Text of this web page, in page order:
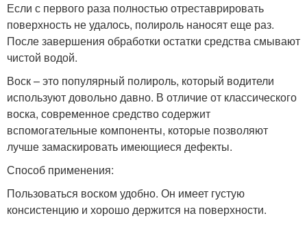
Если с первого раза полностью отреставрировать
поверхность не удалось, полироль наносят еще раз.
После завершения обработки остатки средства смывают
чистой водой.
Воск – это популярный полироль, который водители
используют довольно давно. В отличие от классического
воска, современное средство содержит
вспомогательные компоненты, которые позволяют
лучше замаскировать имеющиеся дефекты.
Способ применения:
Пользоваться воском удобно. Он имеет густую
консистенцию и хорошо держится на поверхности.